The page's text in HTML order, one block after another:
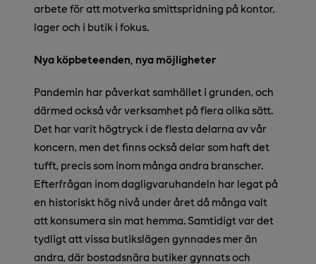
arbete för att motverka smittspridning på kontor,
lager och i butik i fokus.
Nya köpbeteenden, nya möjligheter
Pandemin har påverkat samhället i grunden, och
därmed också vår verksamhet på flera olika sätt.
Det har varit högtryck i de flesta delarna av vår
koncern, men det finns också delar som haft det
tufft, precis som inom många andra branscher.
Efterfrågan inom dagligvaruhandeln har legat på
en historiskt hög nivå under året då många valt
att konsumera sin mat hemma. Samtidigt var det
tydligt att vissa butikslägen gynnades mer än
andra, där bostadsnära butiker gynnats och